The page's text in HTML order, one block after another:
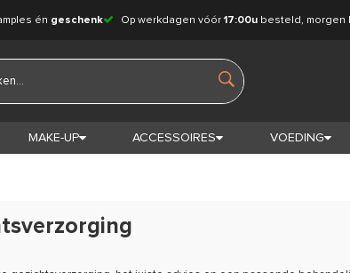
én geschenk Op werkdagen vóór 17:00u besteld, morgen
MAKE-UP ACCESSOIRES VOEDING